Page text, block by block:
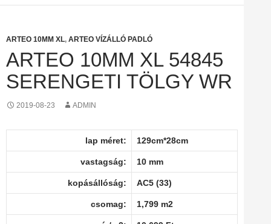
ARTEO 10MM XL, ARTEO VÍZÁLLÓ PADLÓ
ARTEO 10MM XL 54845
SERENGETI TÖLGY WR
2019-08-23 ADMIN
lap méret: 129cm*28cm
vastagság: 10 mm
kopásállóság: AC5 (33)
csomag: 1,799 m2